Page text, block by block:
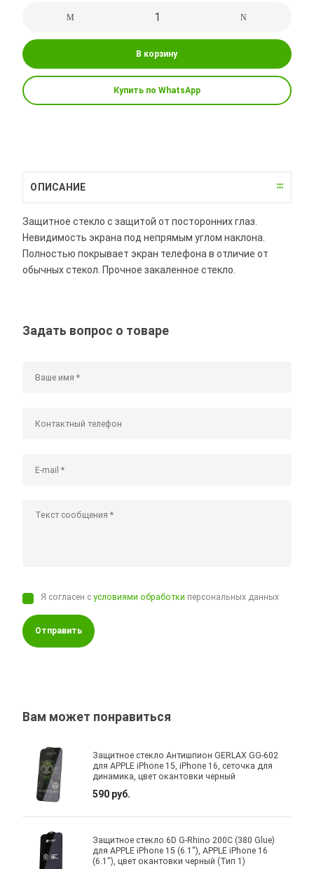
В корзину
Купить по WhatsApp
ОПИСАНИЕ
Защитное стекло с защитой от посторонних глаз.
Невидимость экрана под непрямым углом наклона.
Полностью покрывает экран телефона в отличие от
обычных стекол. Прочное закаленное стекло.
Задать вопрос о товаре
Я согласен сусловиями обработки персональных данных
Отправить
Вам может понравиться
Защитное стекло Антишпион GERLAX GG-602
для APPLE iPhone 15, iPhone 16, сеточка для
динамика, цвет окантовки черный
590 руб.
Защитное стекло 6D G-Rhino 200C (380 Glue)
для APPLE iPhone 15 (6.1"), APPLE iPhone 16
(6.1"), цвет окантовки черный (Тип 1)